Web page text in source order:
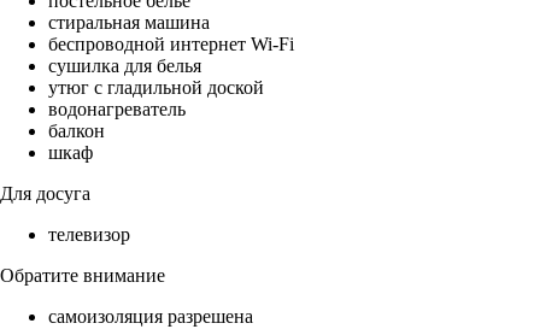
стиральная машина
беспроводной интернет Wi-Fi
сушилка для белья
утюг с гладильной доской
водонагреватель
балкон
шкаф
Для досуга
телевизор
Обратите внимание
самоизоляция разрешена